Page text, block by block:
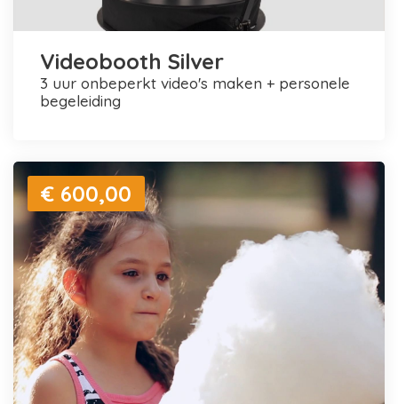
Videobooth Silver
3 uur onbeperkt video's maken + personele
begeleiding
€ 600,00